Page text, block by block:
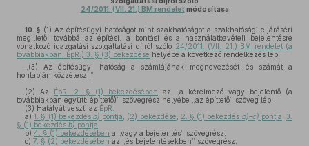
24/2011. (VII. 21.) BM rendelet módosítása
10. § (1) Az építésügyi hatóságot mint szakhatóságot a szakhatósági eljárásért
megillető, továbbá az építési, a bontási és a használatbavételi bejelentésre
vonatkozó igazgatási szolgáltatási díjról szóló 24/2011. (VII. 21.) BM rendelet (a
továbbiakban: ÉpR.) 3. § (3) bekezdése helyébe a következő rendelkezés lép:
„(3) Az építésügyi hatóság a számlájának megnevezését és számát a
honlapján közzéteszi.”
(2) Az ÉpR. 2. § (1) bekezdésében az „a kérelmező vagy bejelentő (a
továbbiakban együtt: építtető)” szövegrész helyébe „az építtető” szöveg lép.
(3) Hatályát veszti az ÉpR.
a) 1. § (1) bekezdésb) pontja (2) bekezdése 2. § (1) bekezdés b)–c) pontja ,3.
§ (1) bekezdés b) pontja
b) 4. § (1) bekezdésében a „vagy a bejelentés” szövegrész,
c) 7. § (2) bekezdésében az „és bejelentésekben” szövegrész.